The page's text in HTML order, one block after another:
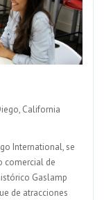
California
International, se
comercial de
Gaslamp
de atracciones